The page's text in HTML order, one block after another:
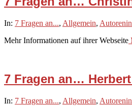
2021-
09
In: 7 Fragen an..., Allgemein,
Mehr Informationen auf ihrer Webseite
7 Fragen an…
2021-
In: 7 Fragen an..., Allgemein,